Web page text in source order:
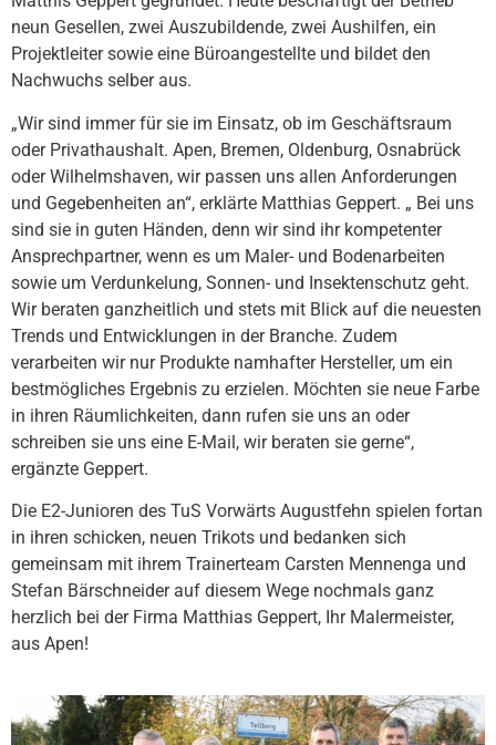
neun Gesellen, zwei Auszubildende, zwei Aushilfen, ein
Projektleiter sowie eine Büroangestellte und bildet den
Nachwuchs selber aus.
„Wir sind immer für sie im Einsatz, ob im Geschäftsraum
oder Privathaushalt. Apen, Bremen, Oldenburg, Osnabrück
oder Wilhelmshaven, wir passen uns allen Anforderungen
und Gegebenheiten an“, erklärte Matthias Geppert. „ Bei uns
sind sie in guten Händen, denn wir sind ihr kompetenter
Ansprechpartner, wenn es um Maler- und Bodenarbeiten
sowie um Verdunkelung, Sonnen- und Insektenschutz geht.
Wir beraten ganzheitlich und stets mit Blick auf die neuesten
Trends und Entwicklungen in der Branche. Zudem
verarbeiten wir nur Produkte namhafter Hersteller, um ein
bestmögliches Ergebnis zu erzielen. Möchten sie neue Farbe
in ihren Räumlichkeiten, dann rufen sie uns an oder
schreiben sie uns eine E-Mail, wir beraten sie gerne“,
ergänzte Geppert.
Die E2-Junioren des TuS Vorwärts Augustfehn spielen fortan
in ihren schicken, neuen Trikots und bedanken sich
gemeinsam mit ihrem Trainerteam Carsten Mennenga und
Stefan Bärschneider auf diesem Wege nochmals ganz
herzlich bei der Firma Matthias Geppert, Ihr Malermeister,
aus Apen!